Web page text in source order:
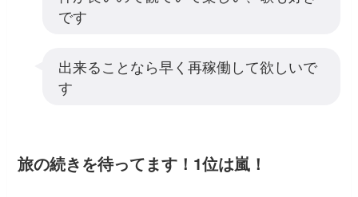
です
出来ることなら早く再稼働して欲しいで
す
旅の続きを待ってます！1位は嵐！